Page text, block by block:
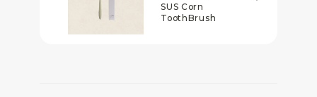
SUS Corn
ToothBrush